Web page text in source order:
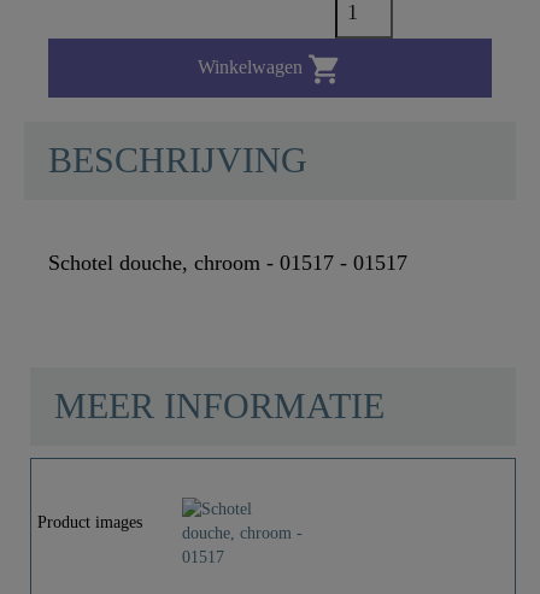
Winkelwagen 
BESCHRIJVING
Schotel douche, chroom - 01517 - 01517
MEER INFORMATIE
Product images